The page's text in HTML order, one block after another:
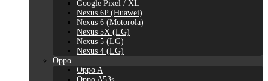
Google Pixel / XL
Nexus 6P (Huawei)
Nexus 6 (Motorola)
Nexus 5X (LG)
Nexus 5 (LG)
Nexus 4 (LG)
Oppo
Oppo A